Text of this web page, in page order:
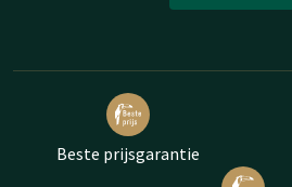
Beste prijsgarantie